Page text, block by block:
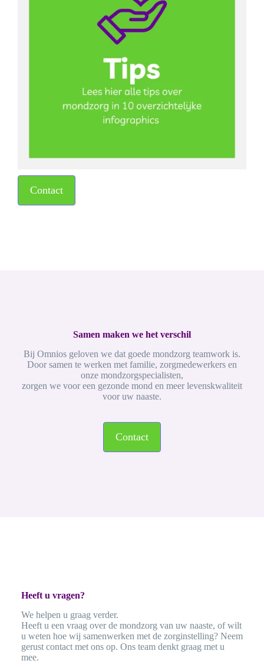
Contact
Samen maken we het verschil
Bij Omnios geloven we dat goede mondzorg teamwork is.
Door samen te werken met familie, zorgmedewerkers en
onze mondzorgspecialisten,
zorgen we voor een gezonde mond en meer levenskwaliteit
voor uw naaste.
Contact
Heeft u vragen?
We helpen u graag verder.
Heeft u een vraag over de mondzorg van uw naaste, of wilt
u weten hoe wij samenwerken met de zorginstelling? Neem
gerust contact met ons op. Ons team denkt graag met u
mee.